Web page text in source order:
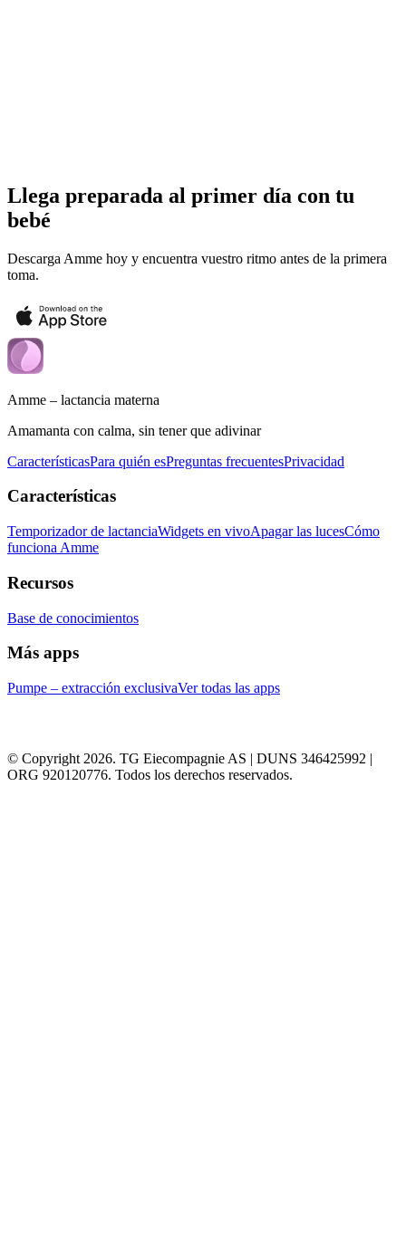
Llega preparada al primer día con tu
bebé
Descarga Amme hoy y encuentra vuestro ritmo antes de la primera
toma.
Amme – lactancia materna
Amamanta con calma, sin tener que adivinar
CaracterísticasPara quién esPreguntas frecuentesPrivacidad
Características
Temporizador de lactanciaWidgets en vivoApagar las lucesCómo
funciona Amme
Recursos
Base de conocimientos
Más apps
Pumpe – extracción exclusivaVer todas las apps
© Copyright 2026. TG Eiecompagnie AS | DUNS 346425992 |
ORG 920120776. Todos los derechos reservados.